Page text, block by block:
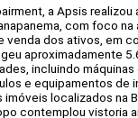
a Apsis realizou
com foco na
venda dos ativos, em
aproximadamente
incluindo
e equipamentos de
localizados na
contemplou vistoria